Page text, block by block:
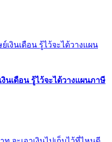
เดือน รู้ไว้จะได้วางแผนภาษี